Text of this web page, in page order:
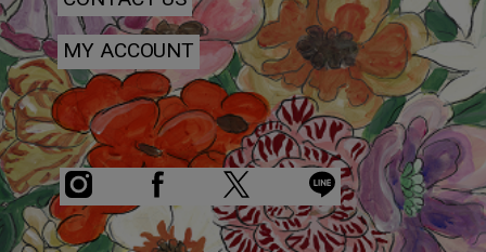
MY ACCOUNT